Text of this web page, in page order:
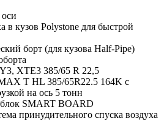
в кузов Polystone для быстрой
борт (для кузова Half-Pipe)
XTE3 385/65 R 22,5
T HL 385/65R22.5 164K с
на ось 5 тонн
SMART BOARD
принудительного спуска воздуха